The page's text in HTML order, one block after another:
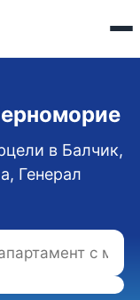
в Балчик,
Генерал